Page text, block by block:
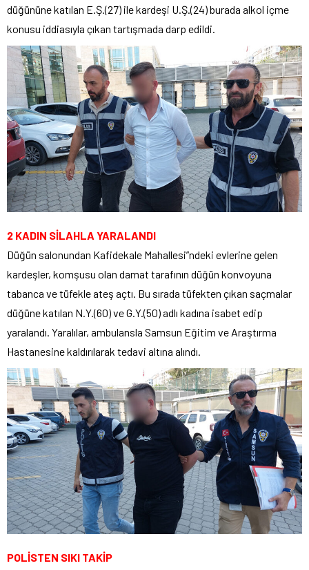
düğününe katılan E.Ş.(27) ile kardeşi U.Ş.(24) burada alkol içme
konusu iddiasıyla çıkan tartışmada darp edildi.
2 KADIN SİLAHLA YARALANDI
Düğün salonundan Kafidekale Mahallesi”ndeki evlerine gelen
kardeşler, komşusu olan damat tarafının düğün konvoyuna
tabanca ve tüfekle ateş açtı. Bu sırada tüfekten çıkan saçmalar
düğüne katılan N.Y.(60) ve G.Y.(50) adlı kadına isabet edip
yaralandı. Yaralılar, ambulansla Samsun Eğitim ve Araştırma
Hastanesine kaldırılarak tedavi altına alındı.
POLİSTEN SIKI TAKİP